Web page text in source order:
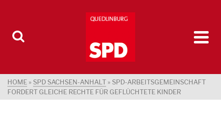
HOME » SPD SACHSEN-ANHALT » SPD-ARBEITSGEMEINSCHAFT
FORDERT GLEICHE RECHTE FÜR GEFLÜCHTETE KINDER